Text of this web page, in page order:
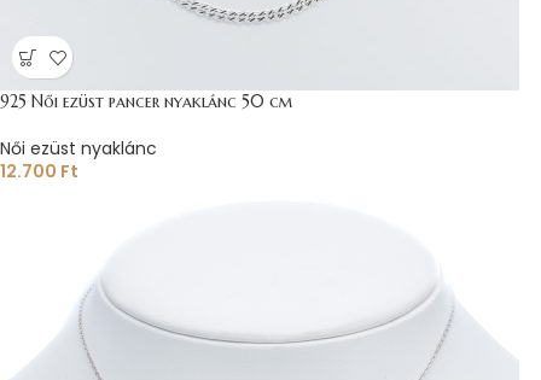
925 Női ezüst pancer nyaklánc 50 cm
Női ezüst nyaklánc
12.700 Ft